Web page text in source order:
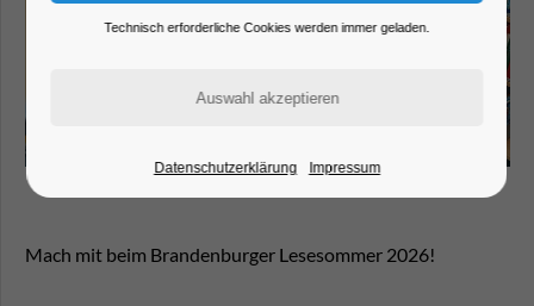
Mach mit beim Brandenburger Lesesommer 2026!
Technisch erforderliche Cookies werden immer geladen.
Datenschutzerklärung Impressum